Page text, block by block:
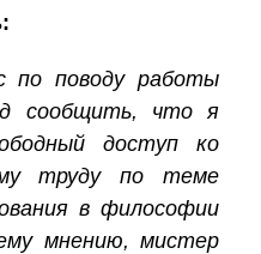
по поводу работы
сообщить, что я
доступ ко
труду по теме
в философии
мнению, мистер